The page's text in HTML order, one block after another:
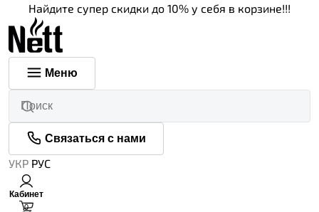
Найдите супер скидки до 10% у себя в корзине!!!
Меню
Связаться с нами
УКР РУС
Кабинет
0